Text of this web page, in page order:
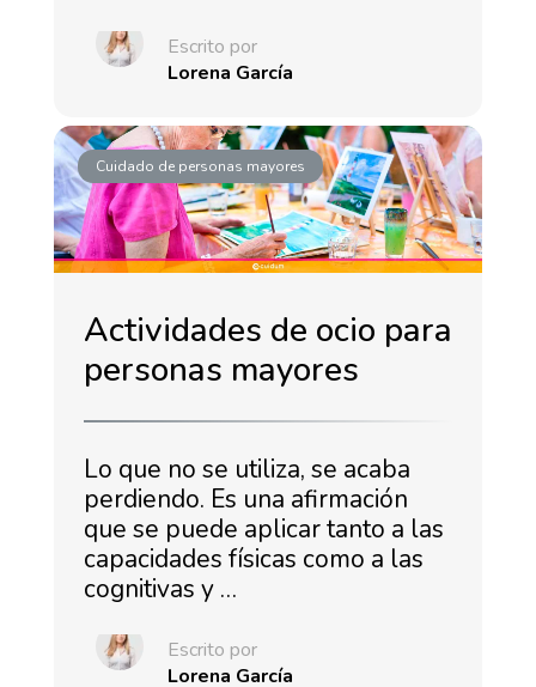
Escrito por
Lorena García
Cuidado de personas mayores
Actividades de ocio para
personas mayores
Lo que no se utiliza, se acaba
perdiendo. Es una afirmación
que se puede aplicar tanto a las
capacidades físicas como a las
cognitivas y …
Escrito por
Lorena García